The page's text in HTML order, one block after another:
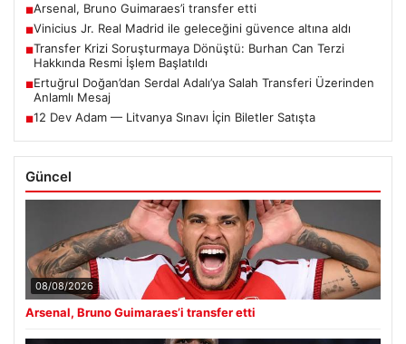
■Arsenal, Bruno Guimaraes’i transfer etti
■Vinicius Jr. Real Madrid ile geleceğini güvence altına aldı
■Transfer Krizi Soruşturmaya Dönüştü: Burhan Can Terzi
Hakkında Resmi İşlem Başlatıldı
■Ertuğrul Doğan’dan Serdal Adalı’ya Salah Transferi Üzerinden
Anlamlı Mesaj
■12 Dev Adam — Litvanya Sınavı İçin Biletler Satışta
Güncel
08/08/2026
Arsenal, Bruno Guimaraes’i transfer etti